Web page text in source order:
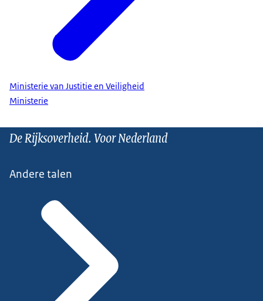
Ministerie van Justitie en Veiligheid
Ministerie
De Rijksoverheid. Voor Nederland
Andere talen